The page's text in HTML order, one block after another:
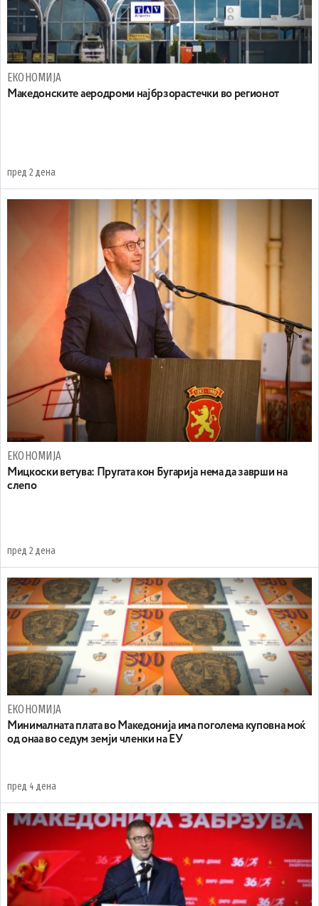
ЕКОНОМИЈА
Maкедонските аеродроми најбрзорастечки во регионот
пред 2 дена
ЕКОНОМИЈА
Mицкоски ветува: Пругата кон Бугарија нема да заврши на
слепо
пред 2 дена
ЕКОНОМИЈА
Минималната плата во Македонија има поголема куповна моќ
од онаа во седум земји членки на ЕУ
пред 4 дена